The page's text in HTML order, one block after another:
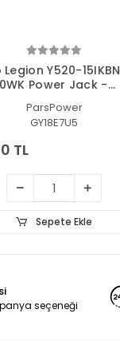
Y520-15IKBN
Power Jack -
ParsPower
GY18E7U5
TL
Sepete Ekle
seçeneği